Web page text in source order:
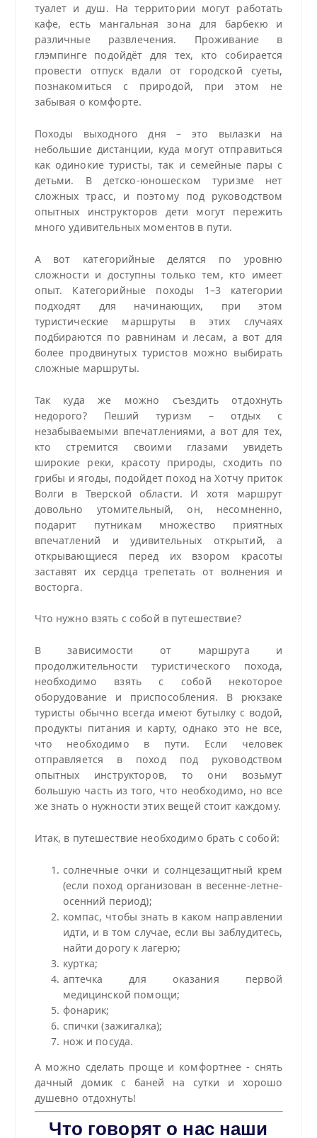
туалет и душ. На территории могут работать
кафе, есть мангальная зона для барбекю и
различные развлечения. Проживание в
глэмпинге подойдёт для тех, кто собирается
провести отпуск вдали от городской суеты,
познакомиться с природой, при этом не
забывая о комфорте.
Походы выходного дня – это вылазки на
небольшие дистанции, куда могут отправиться
как одинокие туристы, так и семейные пары с
детьми. В детско-юношеском туризме нет
сложных трасс, и поэтому под руководством
опытных инструкторов дети могут пережить
много удивительных моментов в пути.
А вот категорийные делятся по уровню
сложности и доступны только тем, кто имеет
опыт. Категорийные походы 1–3 категории
подходят для начинающих, при этом
туристические маршруты в этих случаях
подбираются по равнинам и лесам, а вот для
более продвинутых туристов можно выбирать
сложные маршруты.
Так куда же можно съездить отдохнуть
недорого? Пеший туризм – отдых с
незабываемыми впечатлениями, а вот для тех,
кто стремится своими глазами увидеть
широкие реки, красоту природы, сходить по
грибы и ягоды, подойдет поход на Хотчу приток
Волги в Тверской области. И хотя маршрут
довольно утомительный, он, несомненно,
подарит путникам множество приятных
впечатлений и удивительных открытий, а
открывающиеся перед их взором красоты
заставят их сердца трепетать от волнения и
восторга.
Что нужно взять с собой в путешествие?
В зависимости от маршрута и
продолжительности туристического похода,
необходимо взять с собой некоторое
оборудование и приспособления. В рюкзаке
туристы обычно всегда имеют бутылку с водой,
продукты питания и карту, однако это не все,
что необходимо в пути. Если человек
отправляется в поход под руководством
опытных инструкторов, то они возьмут
большую часть из того, что необходимо, но все
же знать о нужности этих вещей стоит каждому.
Итак, в путешествие необходимо брать с собой:
солнечные очки и солнцезащитный крем
(если поход организован в весенне-летне-
осенний период);
компас, чтобы знать в каком направлении
идти, и в том случае, если вы заблудитесь,
найти дорогу к лагерю;
куртка;
аптечка для оказания первой
медицинской помощи;
фонарик;
спички (зажигалка);
нож и посуда.
А можно сделать проще и комфортнее - снять
дачный домик с баней на сутки и хорошо
душевно отдохнуть!
Что говорят о нас наши